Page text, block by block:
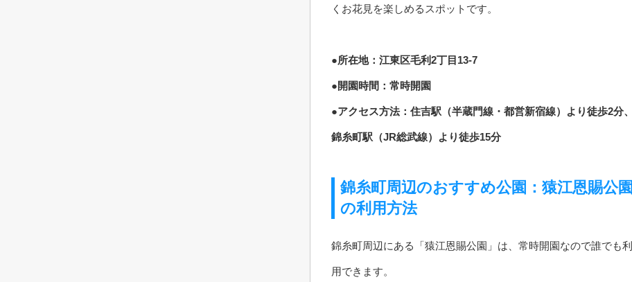
くお花見を楽しめるスポットです。
●所在地：江東区毛利2丁目13-7
●開園時間：常時開園
●アクセス方法：住吉駅（半蔵門線・都営新宿線）より徒歩2分、
錦糸町駅（JR総武線）より徒歩15分
錦糸町周辺のおすすめ公園：猿江恩賜公園
の利用方法
錦糸町周辺にある「猿江恩賜公園」は、常時開園なので誰でも利
用できます。